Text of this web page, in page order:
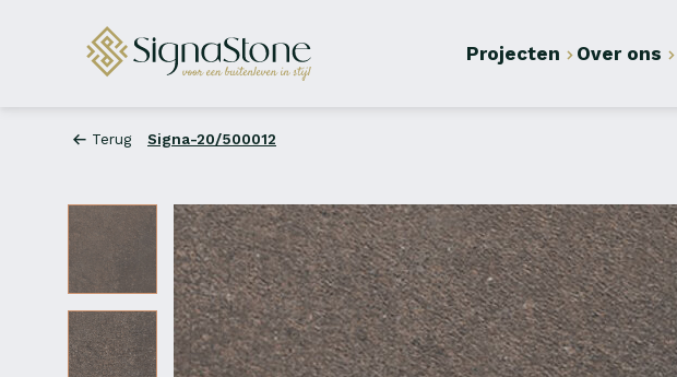
Projecten Over ons
Terug Signa-20/500012